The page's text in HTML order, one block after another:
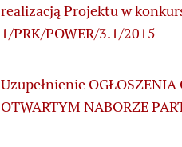
realizacją Projektu w
1/PRK/POWER/3.1/2015
Uzupełnienie OGŁOSZENIA
OTWARTYM NABORZE